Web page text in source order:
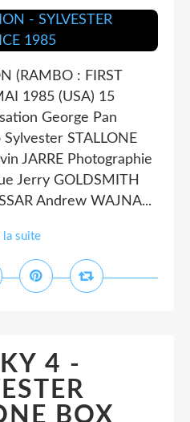
(RAMBO : FIRST
1985 (USA) 15
George Pan
STALLONE
JARRE Photographie
Jerry GOLDSMITH
Andrew WAJNA...
la suite
4 -
BOX